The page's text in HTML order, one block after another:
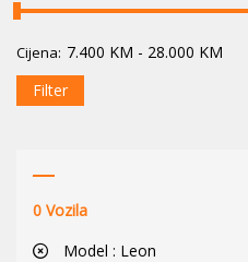
Cijena: 7.400 KM - 28.000 KM
Filter
0 Vozila
Model : Leon